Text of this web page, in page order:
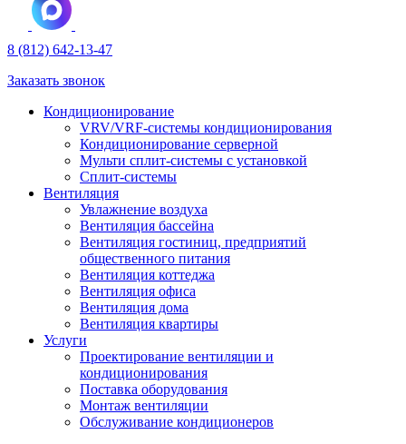
8 (812) 642-13-47
Заказать звонок
Кондиционирование
VRV/VRF-системы кондиционирования
Кондиционирование серверной
Мульти сплит-системы с установкой
Сплит-системы
Вентиляция
Увлажнение воздуха
Вентиляция бассейна
Вентиляция гостиниц, предприятий
общественного питания
Вентиляция коттеджа
Вентиляция офиса
Вентиляция дома
Вентиляция квартиры
Услуги
Проектирование вентиляции и
кондиционирования
Поставка оборудования
Монтаж вентиляции
Обслуживание кондиционеров